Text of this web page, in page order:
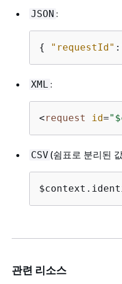
JSON :
{ "requestId" :
XML :
<request id=
CSV (쉼표로 분리된
관련 리소스